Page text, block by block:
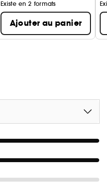
Existe en 2 formats
Ajouter au panier